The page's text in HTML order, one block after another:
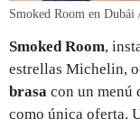
Smoked Room en Dubái
Smoked Room,
estrellas Michelin,
brasa con un menú
como única oferta.